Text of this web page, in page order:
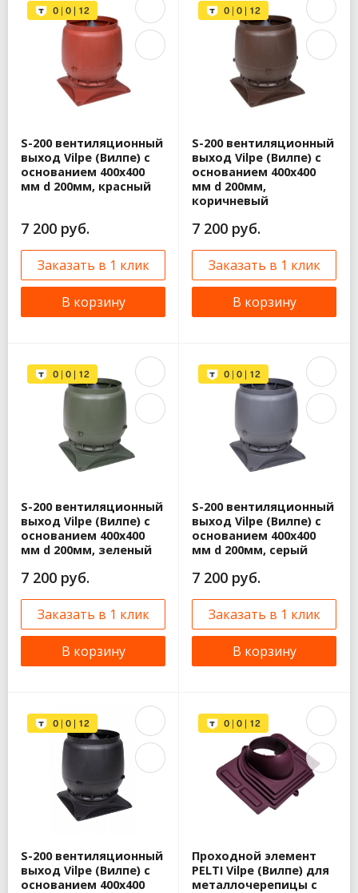
S-200 вентиляционный
выход Vilpe (Вилпе) с
основанием 400х400
мм d 200мм, красный
7 200 руб.
Заказать в 1 клик
В корзину
S-200 вентиляционный
выход Vilpe (Вилпе) с
основанием 400х400
мм d 200мм,
коричневый
7 200 руб.
Заказать в 1 клик
В корзину
S-200 вентиляционный
выход Vilpe (Вилпе) с
основанием 400х400
мм d 200мм, зеленый
7 200 руб.
Заказать в 1 клик
В корзину
S-200 вентиляционный
выход Vilpe (Вилпе) с
основанием 400х400
мм d 200мм, серый
7 200 руб.
Заказать в 1 клик
В корзину
S-200 вентиляционный
выход Vilpe (Вилпе) с
основанием 400х400
Проходной элемент
PELTI Vilpe (Вилпе) для
металлочерепицы c